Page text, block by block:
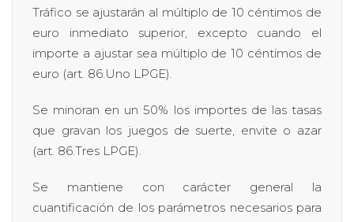
Tráfico se ajustarán al múltiplo de 10 céntimos de
euro inmediato superior, excepto cuando el
importe a ajustar sea múltiplo de 10 céntimos de
euro (art. 86.Uno LPGE).
Se minoran en un 50% los importes de las tasas
que gravan los juegos de suerte, envite o azar
(art. 86.Tres LPGE).
Se mantiene con carácter general la
cuantificación de los parámetros necesarios para